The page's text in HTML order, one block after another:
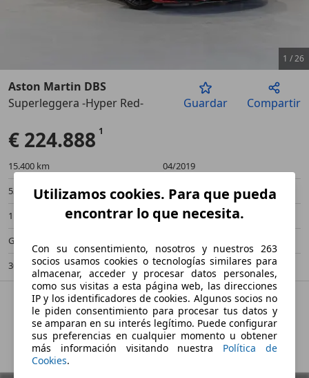
Anterior
1 /26
Aston Martin DBS
Superleggera -Hyper Red-
Guardar Compartir
€ 224.888
15.400 km
04/2019
533 kW (725 CV)
Ocasión
1 Propietario
Automático
Gasolina
306 g/km (mixto)
-/-
Utilizamos cookies. Para que pueda
encontrar lo que necesita.
Con su consentimiento, nosotros y nuestros 263
socios usamos cookies o tecnologías similares para
almacenar, acceder y procesar datos personales,
como sus visitas a esta página web, las direcciones
IP y los identificadores de cookies. Algunos socios no
le piden consentimiento para procesar tus datos y
se amparan en su interés legítimo. Puede configurar
sus preferencias en cualquier momento u obtener
más información visitando nuestra Política de
Cookies.